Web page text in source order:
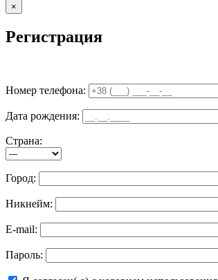
×
Регистрация
Номер телефона:
Дата рождения:
Страна:
Город:
Никнейм:
E-mail:
Пароль: